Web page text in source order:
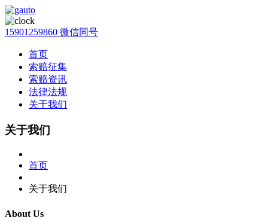
15901259860 微信同号
首页
索赔征集
索赔资讯
法律法规
关于我们
关于我们
首页
关于我们
About Us